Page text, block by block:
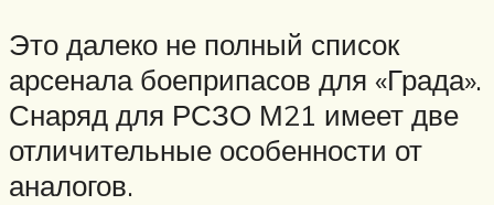
Это далеко не полный список
арсенала боеприпасов для «Града».
Снаряд для РСЗО М21 имеет две
отличительные особенности от
аналогов.